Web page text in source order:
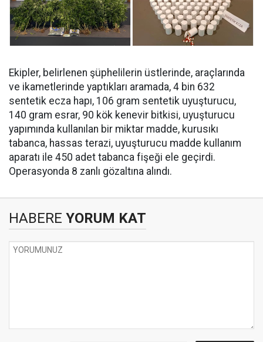
Ekipler, belirlenen şüphelilerin üstlerinde, araçlarında
ve ikametlerinde yaptıkları aramada, ⁠4 bin 632
sentetik ecza hapı, 106 gram sentetik uyuşturucu,
140 gram esrar, 90 kök kenevir bitkisi, uyuşturucu
yapımında kullanılan bir miktar madde, kurusıkı
tabanca, hassas terazi, uyuşturucu madde kullanım
aparatı ile 450 adet tabanca fişeği ele geçirdi.
Operasyonda 8 zanlı gözaltına alındı.
HABERE YORUM KAT